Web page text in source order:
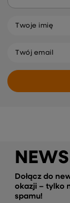
Twoje imię
Twój email
Dołącz do
okazji – tylko
spamu!